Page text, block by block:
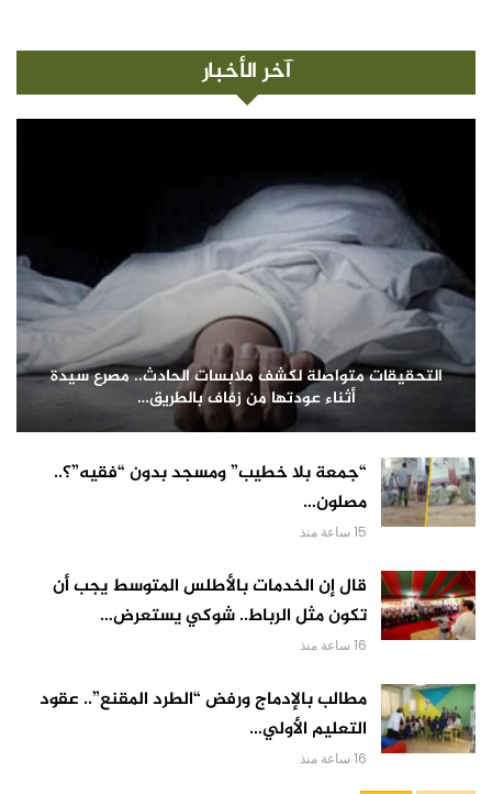
آخر الأخبار
التحقيقات متواصلة لكشف ملابسات الحادث.. مصرع سيدة
أثناء عودتها من زفاف بالطريق…
“جمعة بلا خطيب” ومسجد بدون “فقيه”؟..
مصلون…
15 ساعة منذ
قال إن الخدمات بالأطلس المتوسط يجب أن
تكون مثل الرباط.. شوكي يستعرض…
16 ساعة منذ
مطالب بالإدماج ورفض “الطرد المقنع”.. عقود
التعليم الأولي…
16 ساعة منذ